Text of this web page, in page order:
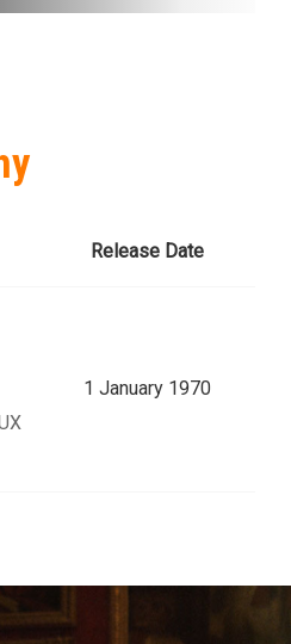
Release Date
1 January 1970